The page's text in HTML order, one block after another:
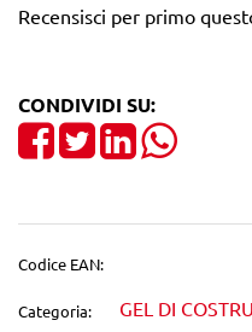
Recensisci per primo
CONDIVIDI SU:
Share on Facebook
TweetShare on
Codice EAN:
Categoria: GEL DI